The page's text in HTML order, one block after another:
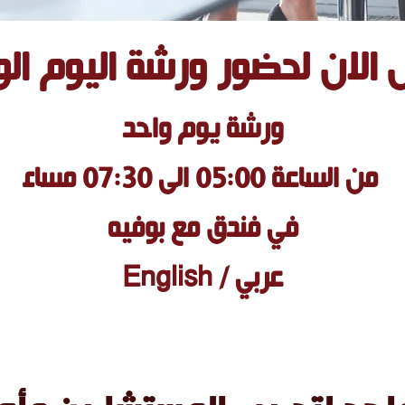
لحضور ورشة اليوم
ورشة يوم واحد
من الساعة 05:00 الى 07:30 مساء
في فندق مع بوفيه
عربي / English